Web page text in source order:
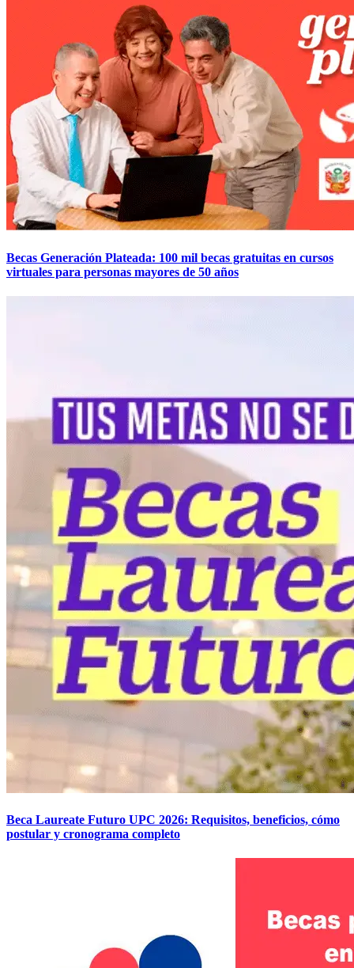
Becas Generación Plateada: 100 mil becas gratuitas en cursos
virtuales para personas mayores de 50 años
Beca Laureate Futuro UPC 2026: Requisitos, beneficios, cómo
postular y cronograma completo